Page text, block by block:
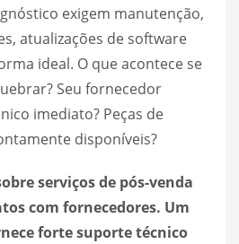
exigem manutenção,
atualizações de software
ideal. O que acontece se
Seu fornecedor
imediato? Peças de
disponíveis?
serviços de pós-venda
com fornecedores. Um
forte suporte técnico